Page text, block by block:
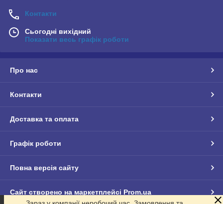
Контакти
Сьогодні вихідний
Показати весь графік роботи
Про нас
Контакти
Доставка та оплата
Графік роботи
Повна версія сайту
Сайт створено на маркетплейсі Prom.ua